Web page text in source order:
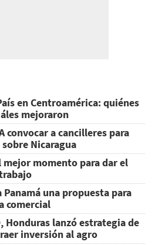
en Centroamérica: quiénes
mejoraron
convocar a cancilleres para
Nicaragua
mejor momento para dar el
Panamá una propuesta para
comercial
Honduras lanzó estrategia de
inversión al agro